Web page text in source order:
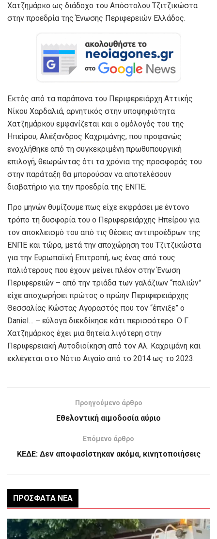
Χατζημάρκο ως διάδοχο του Απόστολου Τζιτζικώστα
στην προεδρία της Ένωσης Περιφερειών Ελλάδος.
Εκτός από τα παράπονα του Περιφερειάρχη Αττικής
Νίκου Χαρδαλιά, αρνητικός στην υποψηφιότητα
Χατζημάρκου εμφανίζεται και ο ομόλογός του της
Ηπείρου, Αλέξανδρος Καχριμάνης, που προφανώς
ενοχλήθηκε από τη συγκεκριμένη πρωθυπουργική
επιλογή, θεωρώντας ότι τα χρόνια της προσφοράς του
στην παράταξη θα μπορούσαν να αποτελέσουν
διαβατήριο για την προεδρία της ΕΝΠΕ.
Προ μηνών θυμίζουμε πως είχε εκφράσει με έντονο
τρόπο τη δυσφορία του ο Περιφερειάρχης Ηπείρου για
τον αποκλεισμό του από τις θέσεις αντιπροέδρων της
ΕΝΠΕ και τώρα, μετά την αποχώρηση του Τζιτζικώστα
για την Ευρωπαϊκή Επιτροπή, ως ένας από τους
παλιότερους που έχουν μείνει πλέον στην Ένωση
Περιφερειών – από την τριάδα των γαλάζιων “παλιών”
είχε αποχωρήσει πρώτος ο πρώην Περιφερειάρχης
Θεσσαλίας Κώστας Αγοραστός που τον “έπνιξε” ο
Daniel… – εύλογα διεκδίκησε κάτι περισσότερο. Ο Γ.
Χατζημάρκος έχει μια θητεία λιγότερη στην
Περιφερειακή Αυτοδιοίκηση από τον Αλ. Καχριμάνη και
εκλέγεται στο Νότιο Αιγαίο από το 2014 ως το 2023.
Προηγούμενο άρθρο
Εθελοντική αιμοδοσία αύριο
Επόμενο άρθρο
KEΔΕ: Δεν αποφασίστηκαν ακόμα, κινητοποιήσεις
ΠΡΌΣΦΑΤΑ ΝΈΑ